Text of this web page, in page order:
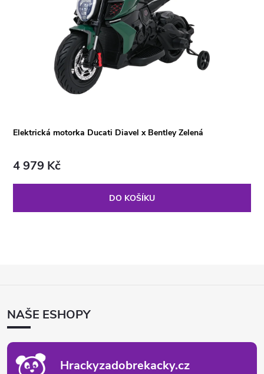
Elektrická motorka Ducati Diavel x Bentley Zelená
4 979 Kč
DO KOŠÍKU
ANAŠE ESHOPY
Hrackyzadobrekacky.cz